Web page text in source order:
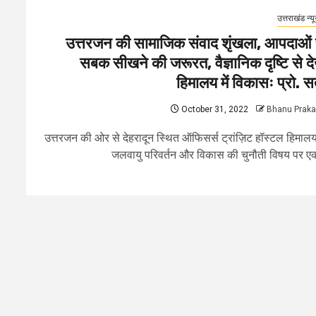
उत्तराखंड
उत्तरजन की सामाजिक संवाद शृंखला,
सबक सीखने की जरूरत, वैज्ञानिक दृष्टि से
हिमालय में विकासः प्रो.
October 31, 2022 Bhanu
उत्तरजन की ओर से देहरादून स्थित ऑफिसर्स ट्रांज़िट हॉस्टल
जलवायु परिवर्तन और विकास की चुनौती विषय पर